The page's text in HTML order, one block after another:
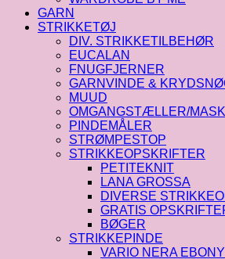
GARN
STRIKKETØJ
DIV. STRIKKETILBEHØR
EUCALAN
FNUGFJERNER
GARNVINDE &
MUUD
OMGANGSTÆLLER/
PINDEMÅLER
STRØMPESTOP
STRIKKEOPSKRIFTER
PETITEKNIT
LANA GROSSA
DIVERSE
GRATIS
BØGER
STRIKKEPINDE
VARIO NERA EBONY